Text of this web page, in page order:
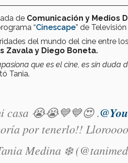
de Comunicación y Medios
“Cinescape” de
del mundo del cine entre
Zavala y Diego Boneta.
que es el cine, es sin duda
Tania.
casa 😭😭💙💙😍 .
por tenerlo!!
Medina ❄️